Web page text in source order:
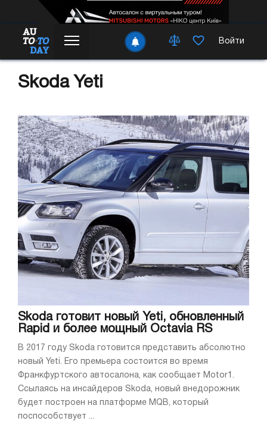
Войти
Skoda Yeti
Skoda готовит новый Yeti, обновленный
Rapid и более мощный Octavia RS
В 2017 году Skoda готовится представить абсолютно
новый Yeti. Его премьера состоится во время
Франкфуртского автосалона, как сообщает Motor1.
Ссылаясь на инсайдеров Skoda, новый внедорожник
будет построен на платформе MQB, который
поспособствует ...